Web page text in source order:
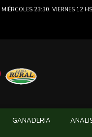
MIÉRCOLES 23:30, VIERNES 12
GANADERIA